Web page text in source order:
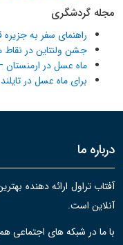
مجله گردشگری
راهنمای سفر به جزیره
جشن ولنتاین در نقاط
ماه عسل در ارمنستان
برای ماه عسل در
درباره ما
آفتاب تراول ارائه دهنده
آنلاین است.
با ما در شبکه های اجتماعی